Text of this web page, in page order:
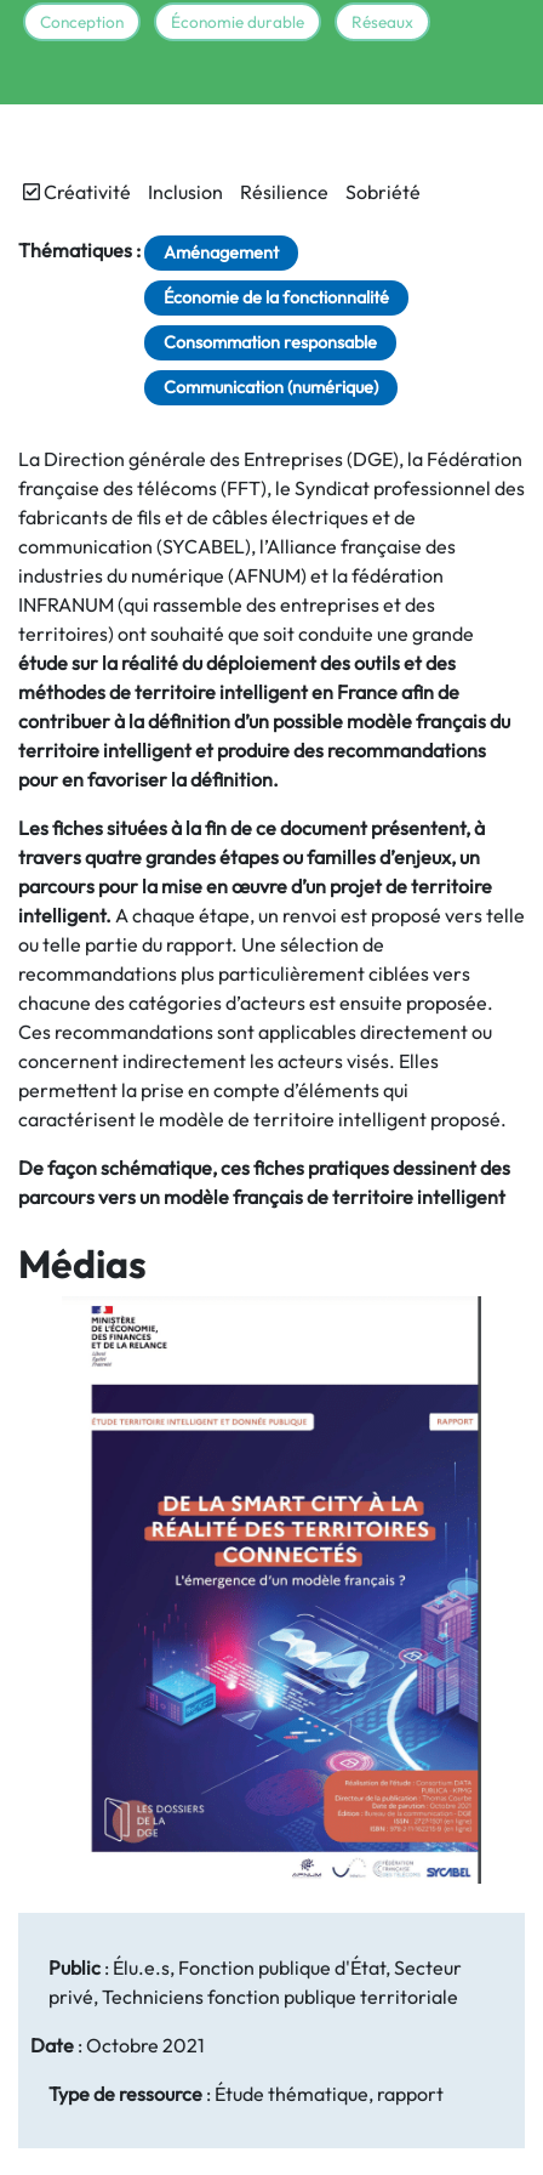
Conception Économie durable Réseaux
Créativité Inclusion Résilience Sobriété
Thématiques : Aménagement
Économie de la fonctionnalité
Consommation responsable
Communication (numérique)
La Direction générale des Entreprises (DGE), la Fédération
française des télécoms (FFT), le Syndicat professionnel des
fabricants de fils et de câbles électriques et de
communication (SYCABEL), l’Alliance française des
industries du numérique (AFNUM) et la fédération
INFRANUM (qui rassemble des entreprises et des
territoires) ont souhaité que soit conduite une grande
étude sur la réalité du déploiement des outils et des
méthodes de territoire intelligent en France afin de
contribuer à la définition d’un possible modèle français du
territoire intelligent et produire des recommandations
pour en favoriser la définition.
Les fiches situées à la fin de ce document présentent, à
travers quatre grandes étapes ou familles d’enjeux, un
parcours pour la mise en œuvre d’un projet de territoire
intelligent. A chaque étape, un renvoi est proposé vers telle
ou telle partie du rapport. Une sélection de
recommandations plus particulièrement ciblées vers
chacune des catégories d’acteurs est ensuite proposée.
Ces recommandations sont applicables directement ou
concernent indirectement les acteurs visés. Elles
permettent la prise en compte d’éléments qui
caractérisent le modèle de territoire intelligent proposé.
De façon schématique, ces fiches pratiques dessinent des
parcours vers un modèle français de territoire intelligent
Médias
Public : Élu.e.s, Fonction publique d'État, Secteur
privé, Techniciens fonction publique territoriale
Date : Octobre 2021
Type de ressource : Étude thématique, rapport